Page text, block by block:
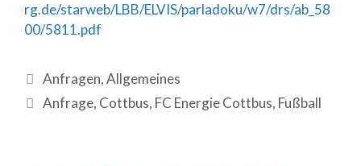
rg.de/starweb/LBB/ELVIS/parladoku/w7/drs/ab_58
00/5811.pdf
Anfragen,Allgemeines
Anfrage, Cottbus, FC Energie Cottbus, Fußball